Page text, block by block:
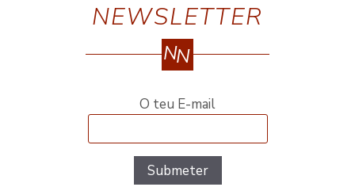
NEWSLETTER
NN
O teu E-mail